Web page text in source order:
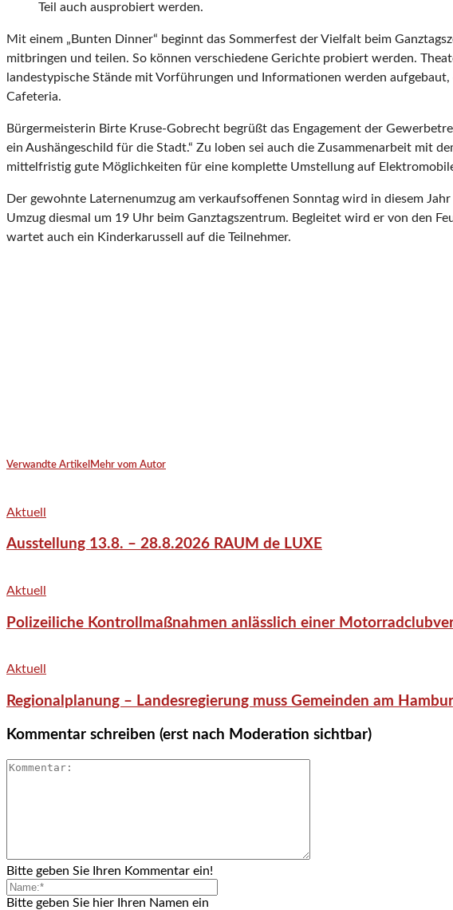
Teil auch ausprobiert werden.
Mit einem „Bunten Dinner“ beginnt das Sommerfest der Vielfalt beim
mitbringen und teilen. So können verschiedene Gerichte probiert werden.
landestypische Stände mit Vorführungen und Informationen werden
Cafeteria.
Bürgermeisterin Birte Kruse-Gobrecht begrüßt das Engagement der
ein Aushängeschild für die Stadt.“ Zu loben sei auch die Zusammenarbeit mit
mittelfristig gute Möglichkeiten für eine komplette Umstellung auf
Der gewohnte Laternenumzug am verkaufsoffenen Sonntag wird in diesem
Umzug diesmal um 19 Uhr beim Ganztagszentrum. Begleitet wird er von den
wartet auch ein Kinderkarussell auf die Teilnehmer.
Verwandte Artikel Mehr vom Autor
Aktuell
Ausstellung 13.8. – 28.8.2026 RAUM de LUXE
Aktuell
Polizeiliche Kontrollmaßnahmen anlässlich einer
Aktuell
Regionalplanung – Landesregierung muss Gemeinden am
Kommentar schreiben (erst nach Moderation sichtbar)
Bitte geben Sie Ihren Kommentar ein!
Bitte geben Sie hier Ihren Namen ein